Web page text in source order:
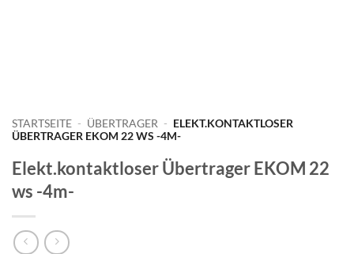
STARTSEITE - ÜBERTRAGER - ELEKT.KONTAKTLOSER
ÜBERTRAGER EKOM 22 WS -4M-
Elekt.kontaktloser Übertrager EKOM 22
ws -4m-